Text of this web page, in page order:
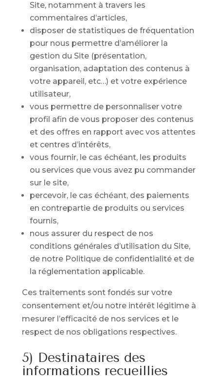
Site, notamment à travers les
commentaires d’articles,
disposer de statistiques de fréquentation
pour nous permettre d’améliorer la
gestion du Site (présentation,
organisation, adaptation des contenus à
votre appareil, etc…) et votre expérience
utilisateur,
vous permettre de personnaliser votre
profil afin de vous proposer des contenus
et des offres en rapport avec vos attentes
et centres d’intérêts,
vous fournir, le cas échéant, les produits
ou services que vous avez pu commander
sur le site,
percevoir, le cas échéant, des paiements
en contrepartie de produits ou services
fournis,
nous assurer du respect de nos
conditions générales d’utilisation du Site,
de notre Politique de confidentialité et de
la réglementation applicable.
Ces traitements sont fondés sur votre
consentement et/ou notre intérêt légitime à
mesurer l’efficacité de nos services et le
respect de nos obligations respectives.
5) Destinataires des
informations recueillies